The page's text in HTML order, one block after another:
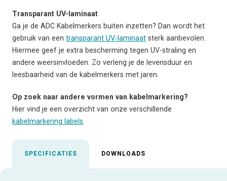
Transparant UV-laminaat
Ga je de ADC Kabelmerkers buiten inzetten? Dan wordt het
gebruik van een transparant UV-laminaat sterk aanbevolen.
Hiermee geef je extra bescherming tegen UV-straling en
andere weersinvloeden. Zo verleng je de levensduur en
leesbaarheid van de kabelmerkers met jaren.
Op zoek naar andere vormen van kabelmarkering?
Hier vind je een overzicht van onze verschillende
kabelmarkering labels
SPECIFICATIES DOWNLOADS